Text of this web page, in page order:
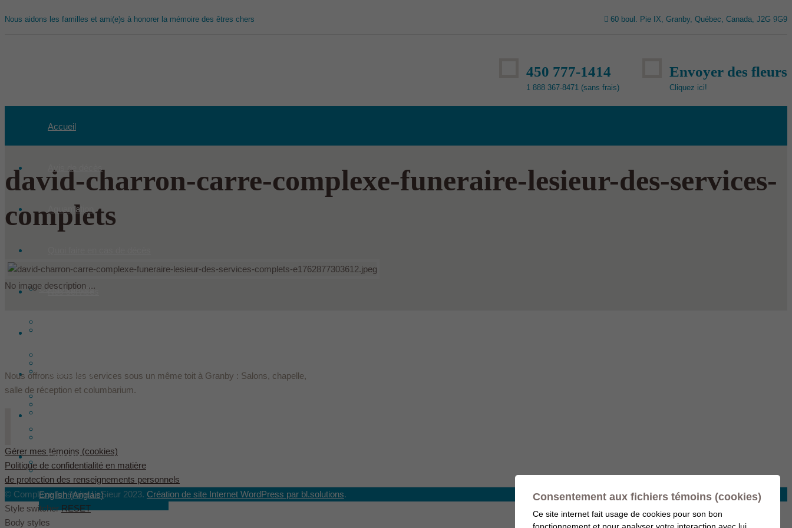
Nous aidons les familles et ami(e)s à honorer la mémoire des êtres chers 60 boul. Pie IX, Granby, Québec, Canada, J2G 9G9
450 777-1414
1 888 367-8471 (sans frais)
Envoyer des fleurs
Cliquez ici!
Accueil
Avis de décès
Aquamation
Condoléances
Nos services
Arrangements préalables
Évaluation des services Le Sieur
Les Le Sieur innovent
Dans les médias
Ressources
Français
English(Anglais)
david-charron-carre-complexe-funeraire-lesieur-des-services-
complets
No image description ...
Nous offrons tous les services sous un même toit à Granby : Salons, chapelle,
salle de réception et columbarium.
Gérer mes témoins (cookies)
Politique de confidentialité en matière
de protection des renseignements personnels
© Complexe funéraire LeSieur 2023. Création de site Internet WordPress par bl.solutions.
Style switcher RESET
Body styles
Consentement aux fichiers témoins (cookies)
Ce site internet fait usage de cookies pour son bon